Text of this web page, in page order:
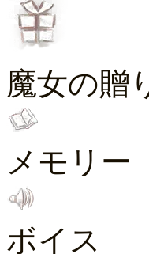
魔女の贈
メモリー
ボイス